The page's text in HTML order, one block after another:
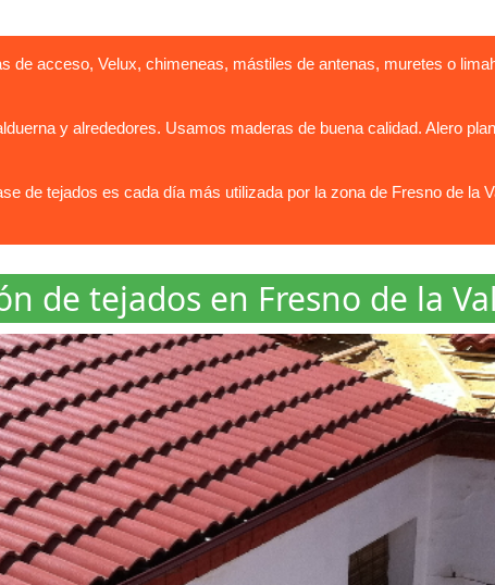
de acceso, Velux, chimeneas, mástiles de antenas, muretes o
y alrededores. Usamos maderas de buena calidad. Alero
de tejados es cada día más utilizada por la zona de Fresno de la
de tejados en Fresno de la